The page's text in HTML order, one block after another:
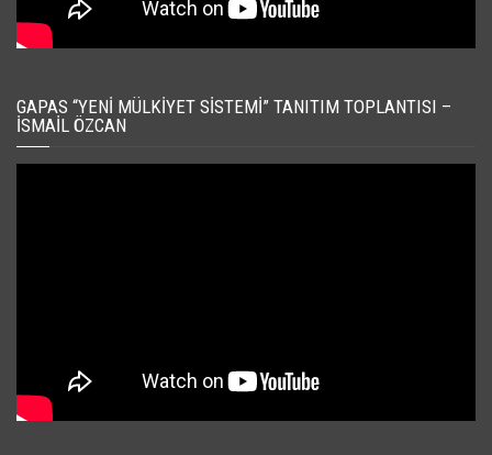
GAPAS “YENI MÜLKIYET SISTEMI” TANITIM TOPLANTISI –
İSMAIL ÖZCAN